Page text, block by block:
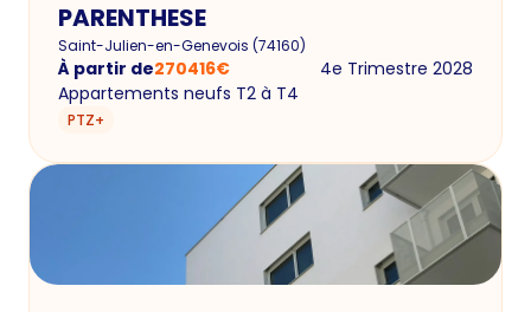
PARENTHESE
Saint-Julien-en-Genevois (74160)
À partir de270416€
4e Trimestre 2028
Appartements neufs T2 à T4
PTZ+